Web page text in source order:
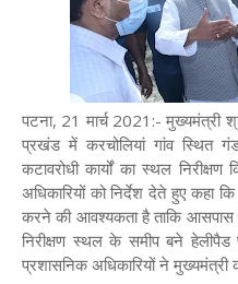
पटना, 21 मार्च 2021:- मुख्यमंत्री
प्रखंड में करचोलियां गांव
कटावरोधी कार्यों का स्थल
अधिकारियों को निर्देश देते हुए कहा
करने की आवश्यकता है ताकि आसपास
निरीक्षण स्थल के समीप बने हेलीपैड
प्रशासनिक अधिकारियों ने मुख्यमंत्री